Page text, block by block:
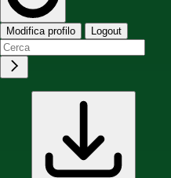
Modifica profilo Logout